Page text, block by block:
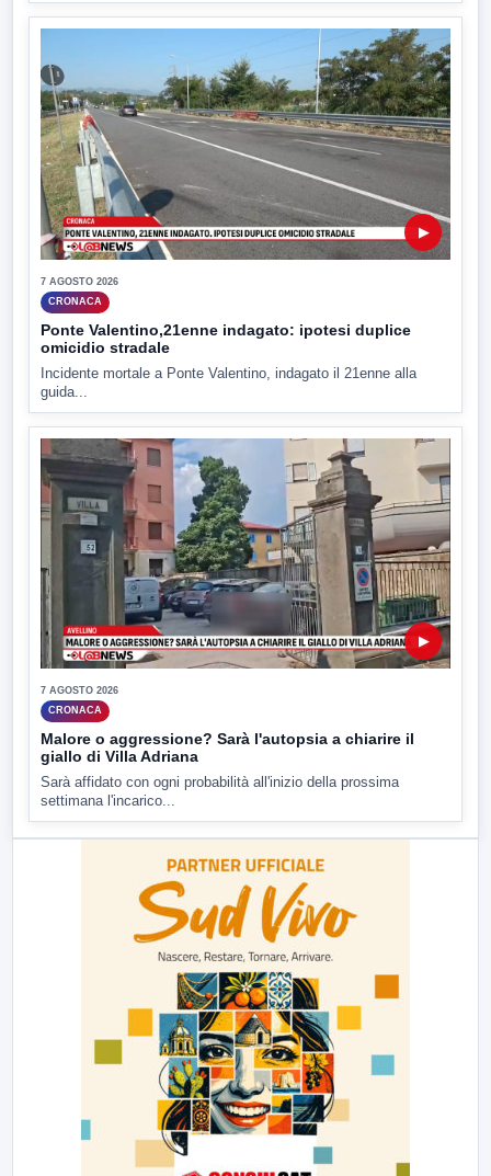
▶
7 AGOSTO 2026
CRONACA
Ponte Valentino,21enne indagato: ipotesi duplice
omicidio stradale
Incidente mortale a Ponte Valentino, indagato il 21enne alla
guida...
▶
7 AGOSTO 2026
CRONACA
Malore o aggressione? Sarà l'autopsia a chiarire il
giallo di Villa Adriana
Sarà affidato con ogni probabilità all'inizio della prossima
settimana l'incarico...